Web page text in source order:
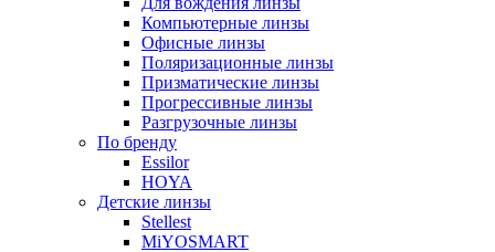
Компьютерные линзы
Офисные линзы
Поляризационные линзы
Призматические линзы
Прогрессивные линзы
Разгрузочные линзы
По бренду
Essilor
HOYA
Детские линзы
Stellest
MiYOSMART